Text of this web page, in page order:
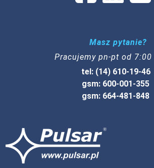
Masz pytanie?
Pracujemy pn-pt od 7:00
tel: (14) 610-19-46
gsm: 600-001-355
gsm: 664-481-848